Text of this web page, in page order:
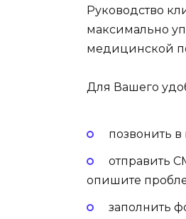
Руководство
максимально
медицинской
Для Вашего
позвонить в
отправить
опишите
заполнить